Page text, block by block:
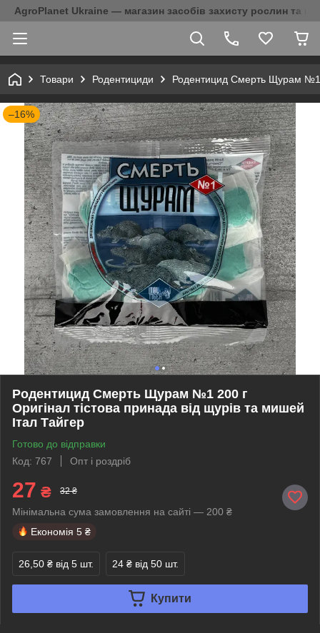
AgroPlanet Ukraine — магазин засобів захисту рослин та
Товари Родентициди Родентицид Смерть Щурам №1
–16%
Родентицид Смерть Щурам №1 200 г
Оригінал тістова принада від щурів та мишей
Італ Тайгер
Готово до відправки
Код: 767
Опт і роздріб
27 ₴ 32 ₴
Мінімальна сума замовлення на сайті — 200 ₴
Економія 5 ₴
26,50 ₴ від 5 шт. 24 ₴ від 50 шт.
Купити